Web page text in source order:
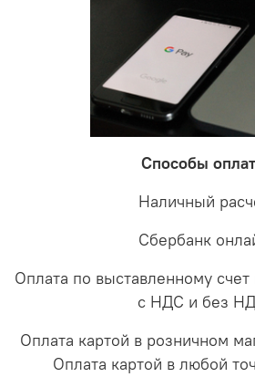
Способы
Наличный
Сбербанк
Оплата по выставленному
с НДС и без
Оплата картой в розничном
Оплата картой в любой